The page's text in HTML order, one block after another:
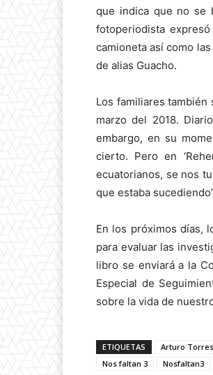
que indica que no se
fotoperiodista
camioneta así como
de alias Guacho.
Los familiares
marzo del 2018.
embargo, en su
cierto. Pero en
ecuatorianos, se nos
que estaba
En los próximos días,
para evaluar las
libro se enviará a la
Especial de
sobre la vida de
ETIQUETAS Arturo Torres
Nos faltan 3
Nosfaltan3